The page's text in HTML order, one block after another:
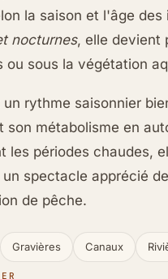
la saison et l'âge des
nocturnes, elle devient
ou sous la végétation
rythme saisonnier
son métabolisme en
les périodes chaudes,
spectacle apprécié
de pêche.
Gravières Canaux